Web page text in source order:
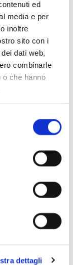
ed
media e per
inoltre
sito con i
dati web,
combinarle
o che hanno
dettagli
di Haydn che,
in cui
su un tema
che imperverserà
l’intero